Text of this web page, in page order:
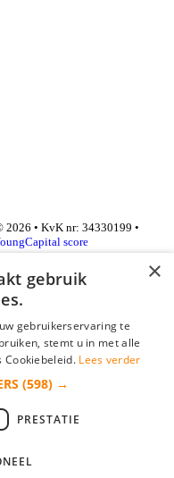
• KvK nr: 34330199 •
score
×
gebruik
gebruikerservaring te
stemt u in met alle
Cookiebeleid. Lees verder
(598) →
PRESTATIE